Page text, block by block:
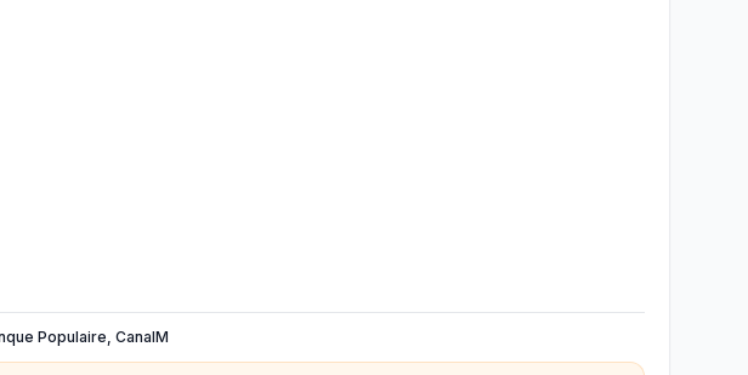
Populaire, CanalM